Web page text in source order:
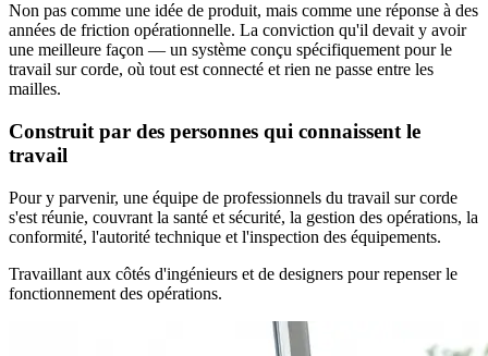
Non pas comme une idée de produit, mais comme une réponse à des
années de friction opérationnelle. La conviction qu'il devait y avoir
une meilleure façon — un système conçu spécifiquement pour le
travail sur corde, où tout est connecté et rien ne passe entre les
mailles.
Construit par des personnes qui connaissent le
travail
Pour y parvenir, une équipe de professionnels du travail sur corde
s'est réunie, couvrant la santé et sécurité, la gestion des opérations, la
conformité, l'autorité technique et l'inspection des équipements.
Travaillant aux côtés d'ingénieurs et de designers pour repenser le
fonctionnement des opérations.